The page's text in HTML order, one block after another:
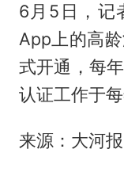
6月5日，记
App上的高
式开通，每
认证工作于每
来源：大河报